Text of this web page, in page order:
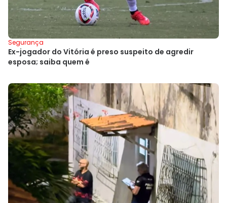
Segurança
Ex-jogador do Vitória é preso suspeito de agredir
esposa; saiba quem é